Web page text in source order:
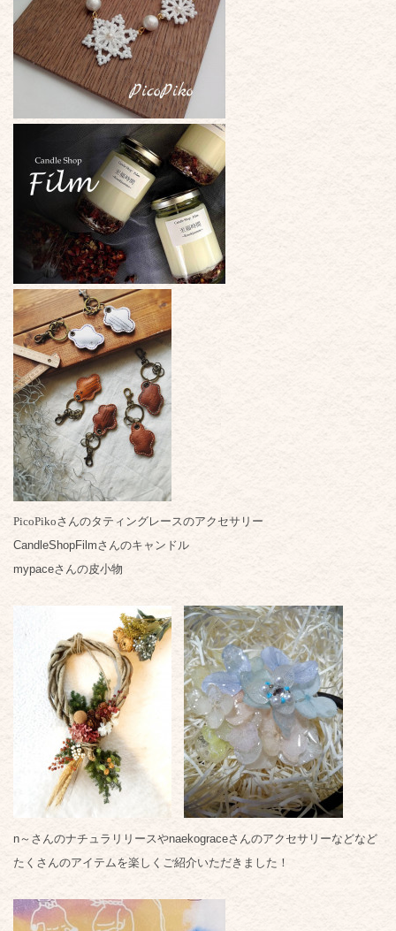
PicoPikoさんのタティングレースのアクセサリー
CandleShopFilmさんのキャンドル
mypaceさんの皮小物
n～さんのナチュラリリースやnaekograceさんのアクセサリーなどなど
たくさんのアイテムを楽しくご紹介いただきました！